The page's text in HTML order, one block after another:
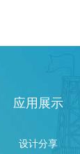
应用展示
设计分享